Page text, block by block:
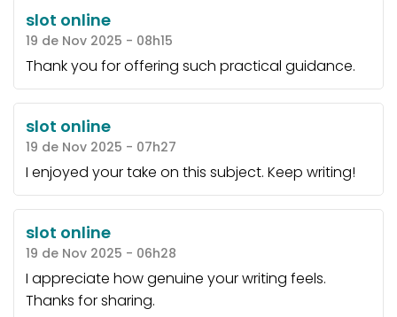
slot online
19 de Nov 2025 - 08h15
Thank you for offering such practical guidance.
slot online
19 de Nov 2025 - 07h27
I enjoyed your take on this subject. Keep writing!
slot online
19 de Nov 2025 - 06h28
I appreciate how genuine your writing feels.
Thanks for sharing.